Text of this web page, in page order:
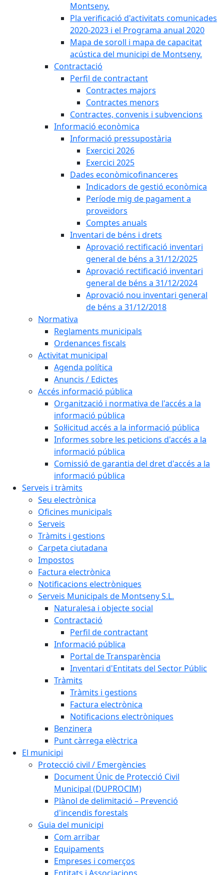
Montseny.
Pla verificació d'activitats comunicades
2020-2023 i el Programa anual 2020
Mapa de soroll i mapa de capacitat
acústica del municipi de Montseny.
Contractació
Perfil de contractant
Contractes majors
Contractes menors
Contractes, convenis i subvencions
Informació econòmica
Informació pressupostària
Exercici 2026
Exercici 2025
Dades econòmicofinanceres
Indicadors de gestió econòmica
Període mig de pagament a
proveïdors
Comptes anuals
Inventari de béns i drets
Aprovació rectificació inventari
general de béns a 31/12/2025
Aprovació rectificació inventari
general de béns a 31/12/2024
Aprovació nou inventari general
de béns a 31/12/2018
Normativa
Reglaments municipals
Ordenances fiscals
Activitat municipal
Agenda política
Anuncis / Edictes
Accés informació pública
Organització i normativa de l'accés a la
informació pública
Sol·licitud accés a la informació pública
Informes sobre les peticions d'accés a la
informació pública
Comissió de garantia del dret d'accés a la
informació pública
Serveis i tràmits
Seu electrònica
Oficines municipals
Serveis
Tràmits i gestions
Carpeta ciutadana
Impostos
Factura electrònica
Notificacions electròniques
Serveis Municipals de Montseny S.L.
Naturalesa i objecte social
Contractació
Perfil de contractant
Informació pública
Portal de Transparència
Inventari d'Entitats del Sector Públic
Tràmits
Tràmits i gestions
Factura electrònica
Notificacions electròniques
Benzinera
Punt càrrega elèctrica
El municipi
Protecció civil / Emergències
Document Únic de Protecció Civil
Municipal (DUPROCIM)
Plànol de delimitació – Prevenció
d'incendis forestals
Guia del municipi
Com arribar
Equipaments
Empreses i comerços